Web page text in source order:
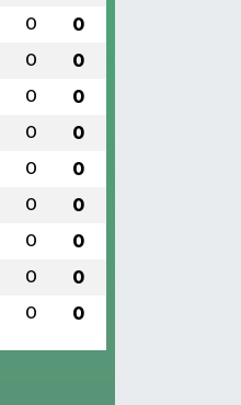
0 0
0 0
0 0
0 0
0 0
0 0
0 0
0 0
0 0